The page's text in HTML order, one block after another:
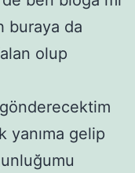
buraya da
olup
yanıma gelip